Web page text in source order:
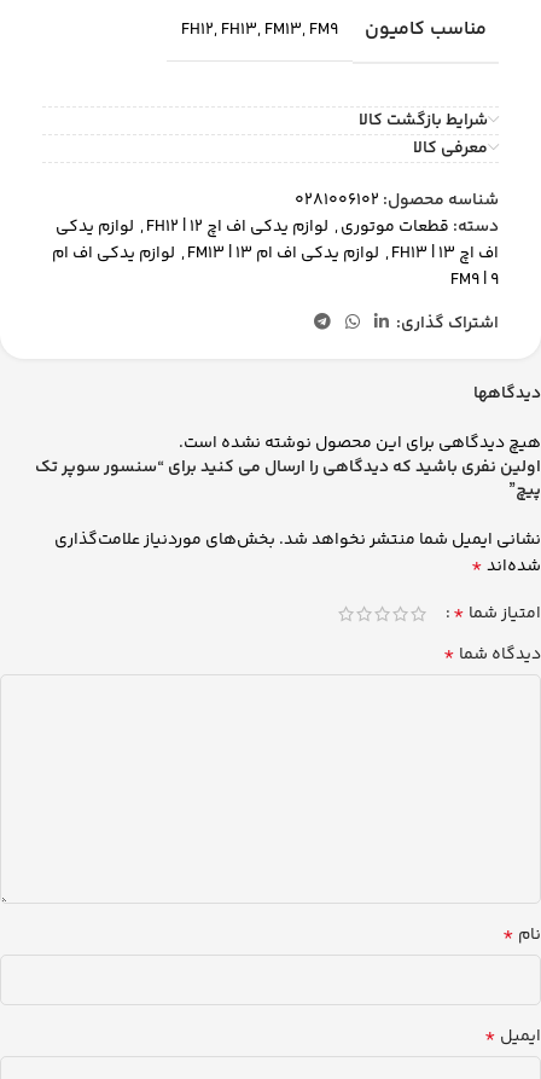
مناسب کامیون FH12,FH13,FM13,FM9
شرایط بازگشت کالا
معرفی کالا
شناسه محصول: 0281006102
دسته: قطعات موتوری, لوازم یدکی اف اچ 12 | FH12 , لوازم یدکی
اف اچ 13 | FH13
, لوازم یدکی اف ام 13 | FM13 , لوازم یدکی اف ام
9 | FM9
اشتراک گذاری:
دیدگاهها
هیچ دیدگاهی برای این محصول نوشته نشده است.
اولین نفری باشید که دیدگاهی را ارسال می کنید برای “سنسور سوپر تك
پيچ”
نشانی ایمیل شما منتشر نخواهد شد. بخش‌های موردنیاز علامت‌گذاری
شده‌اند*
امتیاز شما *
دیدگاه شما *
نام *
ایمیل *